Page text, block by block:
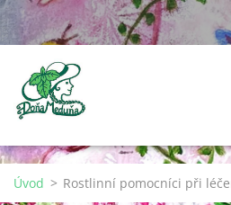
Úvod > Rostlinní pomocníci při